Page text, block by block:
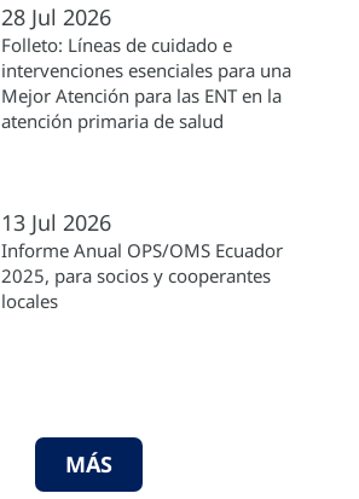
28 Jul 2026
Folleto: Líneas de cuidado e
intervenciones esenciales para una
Mejor Atención para las ENT en la
atención primaria de salud
13 Jul 2026
Informe Anual OPS/OMS Ecuador
2025, para socios y cooperantes
locales
MÁS